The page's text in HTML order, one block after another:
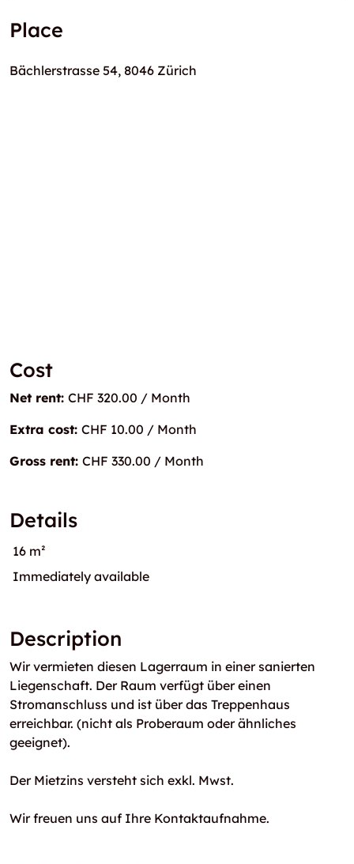
Place
Bächlerstrasse 54, 8046 Zürich
Cost
Net rent: CHF 320.00 / Month
Extra cost: CHF 10.00 / Month
Gross rent: CHF 330.00 / Month
Details
16 m²
Immediately available
Description
Wir vermieten diesen Lagerraum in einer sanierten
Liegenschaft. Der Raum verfügt über einen
Stromanschluss und ist über das Treppenhaus
erreichbar. (nicht als Proberaum oder ähnliches
geeignet).
Der Mietzins versteht sich exkl. Mwst.
Wir freuen uns auf Ihre Kontaktaufnahme.